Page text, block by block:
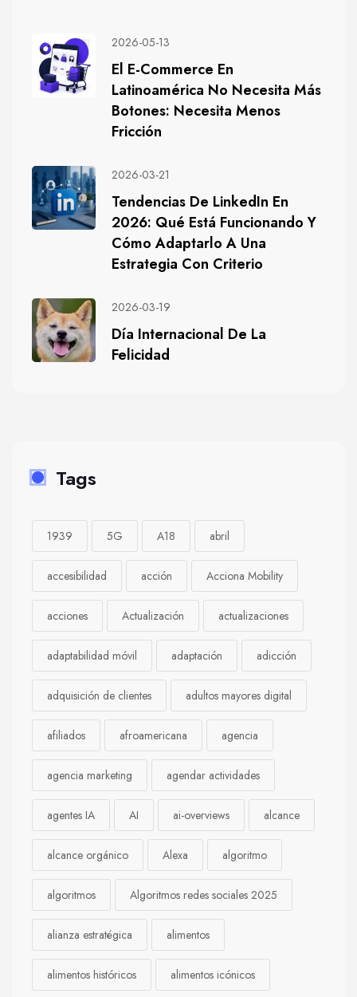
2026-05-13
El E-Commerce En
Latinoamérica No Necesita Más
Botones: Necesita Menos
Fricción
2026-03-21
Tendencias De LinkedIn En
2026: Qué Está Funcionando Y
Cómo Adaptarlo A Una
Estrategia Con Criterio
2026-03-19
Día Internacional De La
Felicidad
Tags
1939 5G A18 abril
accesibilidad acción Acciona Mobility
acciones Actualización actualizaciones
adaptabilidad móvil adaptación adicción
adquisición de clientes adultos mayores digital
afiliados afroamericana agencia
agencia marketing agendar actividades
agentes IA AI ai-overviews alcance
alcance orgánico Alexa algoritmo
algoritmos Algoritmos redes sociales 2025
alianza estratégica alimentos
alimentos históricos alimentos icónicos